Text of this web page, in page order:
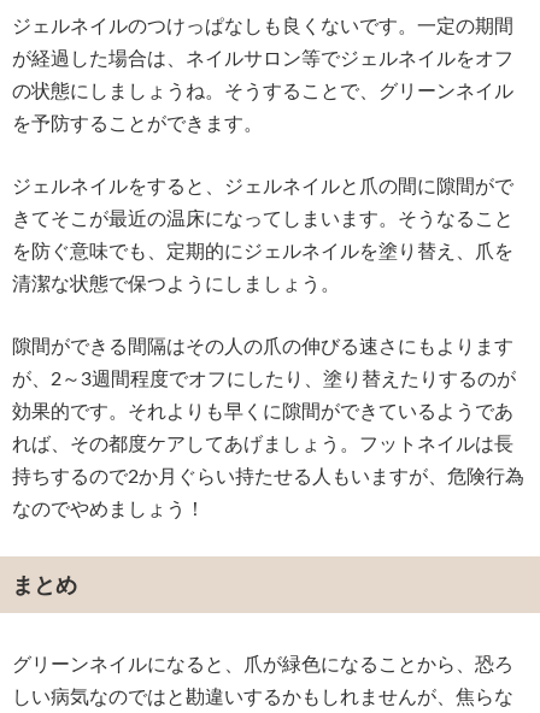
ジェルネイルのつけっぱなしも良くないです。一定の期間
が経過した場合は、ネイルサロン等でジェルネイルをオフ
の状態にしましょうね。そうすることで、グリーンネイル
を予防することができます。
ジェルネイルをすると、ジェルネイルと爪の間に隙間がで
きてそこが最近の温床になってしまいます。そうなること
を防ぐ意味でも、定期的にジェルネイルを塗り替え、爪を
清潔な状態で保つようにしましょう。
隙間ができる間隔はその人の爪の伸びる速さにもよります
が、2～3週間程度でオフにしたり、塗り替えたりするのが
効果的です。それよりも早くに隙間ができているようであ
れば、その都度ケアしてあげましょう。フットネイルは長
持ちするので2か月ぐらい持たせる人もいますが、危険行為
なのでやめましょう！
まとめ
グリーンネイルになると、爪が緑色になることから、恐ろ
しい病気なのではと勘違いするかもしれませんが、焦らな